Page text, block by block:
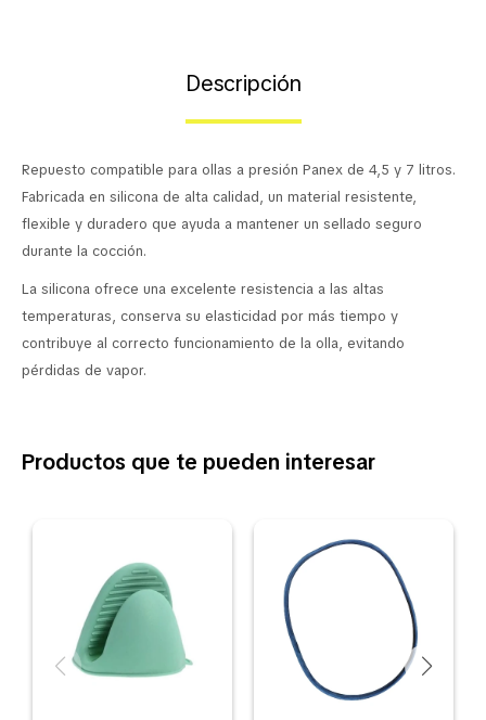
Descripción
Repuesto compatible para ollas a presión Panex de 4,5 y 7 litros.
Fabricada en silicona de alta calidad, un material resistente,
flexible y duradero que ayuda a mantener un sellado seguro
durante la cocción.
La silicona ofrece una excelente resistencia a las altas
temperaturas, conserva su elasticidad por más tiempo y
contribuye al correcto funcionamiento de la olla, evitando
pérdidas de vapor.
Productos que te pueden interesar